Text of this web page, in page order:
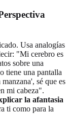
Usa analogías
"Mi cerebro es
sobre una
tiene una pantalla
sé que es
mi cabeza".
la afantasia
ti como para la